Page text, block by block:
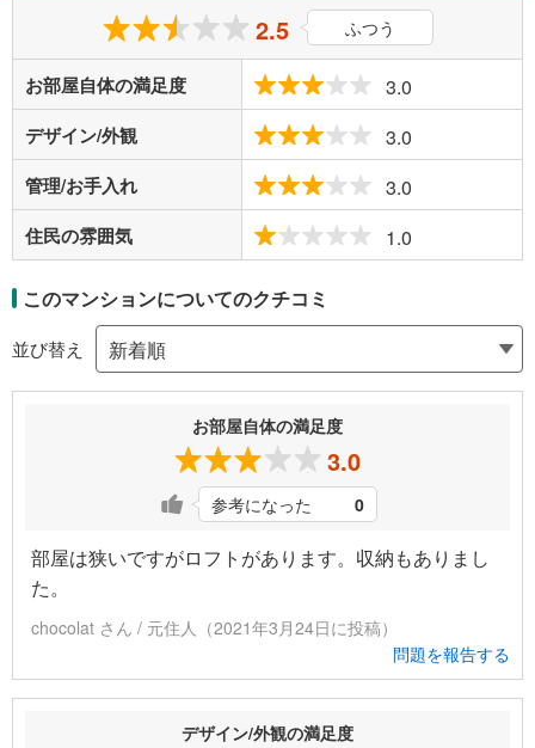
2.5 ふつう
お部屋自体の満足度 3.0
デザイン/外観 3.0
管理/お手入れ 3.0
住民の雰囲気 1.0
このマンションについてのクチコミ
並び替え
お部屋自体の満足度
3.0
参考になった 0
部屋は狭いですがロフトがあります。収納もありまし
た。
chocolat さん / 元住人（2021年3月24日に投稿）
問題を報告する
デザイン/外観の満足度